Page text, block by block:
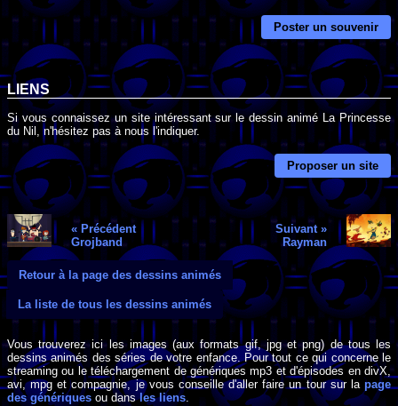
Poster un souvenir
LIENS
Si vous connaissez un site intéressant sur le dessin animé La Princesse
du Nil, n'hésitez pas à nous l'indiquer.
Proposer un site
« Précédent
Grojband
Suivant »
Rayman
Retour à la page des dessins animés
La liste de tous les dessins animés
Vous trouverez ici les images (aux formats gif, jpg et png) de tous les
dessins animés des séries de votre enfance. Pour tout ce qui concerne le
streaming ou le téléchargement de génériques mp3 et d'épisodes en divX,
avi, mpg et compagnie, je vous conseille d'aller faire un tour sur la page
des génériques ou dansles liens.